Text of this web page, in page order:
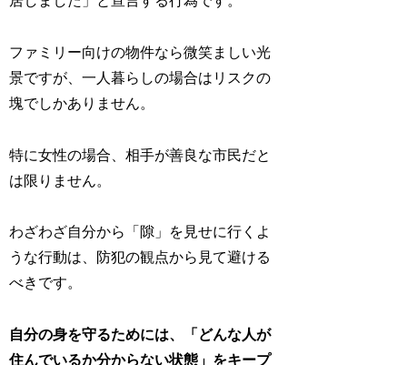
ファミリー向けの物件なら微笑ましい光
景ですが、一人暮らしの場合はリスクの
塊でしかありません。
特に女性の場合、相手が善良な市民だと
は限りません。
わざわざ自分から「隙」を見せに行くよ
うな行動は、防犯の観点から見て避ける
べきです。
自分の身を守るためには、「どんな人が
住んでいるか分からない状態」をキープ